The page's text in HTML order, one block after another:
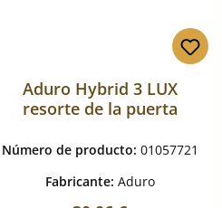
Aduro Hybrid 3 LUX
resorte de la puerta
Número de producto: 01057721
Fabricante: Aduro